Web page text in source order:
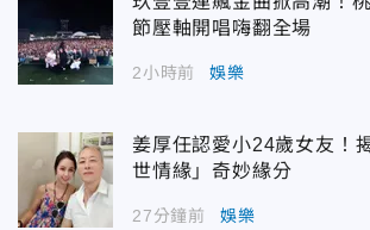
節壓軸開唱嗨翻全場
2小時前 娛樂
姜厚任認愛小24歲女友！
世情緣」奇妙緣分
27分鐘前 娛樂